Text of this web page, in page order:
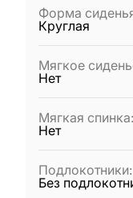
Форма
Круглая
Мягкое
Нет
Мягкая спинка:
Нет
Подлокотники:
Без